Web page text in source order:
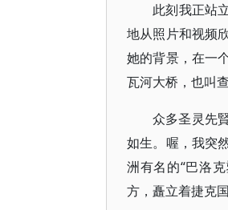
此刻我正站
地从照片和视频
她的背景，在一
瓦河大桥，也叫查
众多圣灵先
如生。喔，我突
洲有名的“巴洛
方，矗立着捷克